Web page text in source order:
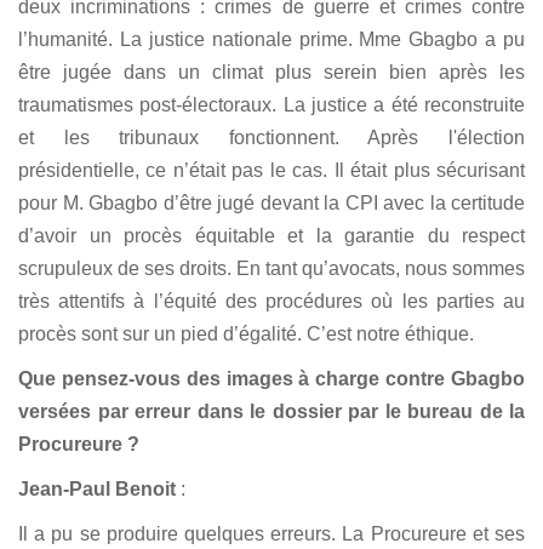
deux incriminations : crimes de guerre et crimes contre
l’humanité. La justice nationale prime. Mme Gbagbo a pu
être jugée dans un climat plus serein bien après les
traumatismes post-électoraux. La justice a été reconstruite
et les tribunaux fonctionnent. Après l'élection
présidentielle, ce n’était pas le cas. Il était plus sécurisant
pour M. Gbagbo d’être jugé devant la CPI avec la certitude
d’avoir un procès équitable et la garantie du respect
scrupuleux de ses droits. En tant qu’avocats, nous sommes
très attentifs à l’équité des procédures où les parties au
procès sont sur un pied d’égalité. C’est notre éthique.
Que pensez-vous des images à charge contre Gbagbo
versées par erreur dans le dossier par le bureau de la
Procureure ?
Jean-Paul Benoit :
Il a pu se produire quelques erreurs. La Procureure et ses